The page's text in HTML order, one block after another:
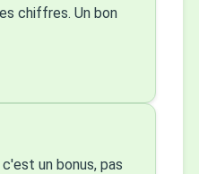
chiffres. Un bon
un bonus, pas